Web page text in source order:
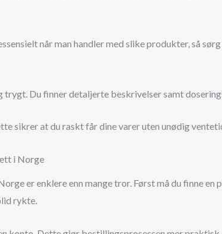
når man handler med slike produkter, så
Du finner detaljerte beskrivelser samt
sikrer at du raskt får dine varer uten unødig
i Norge
er enklere enn mange tror. Først må du finne
rykte.